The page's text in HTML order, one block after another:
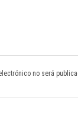
no será